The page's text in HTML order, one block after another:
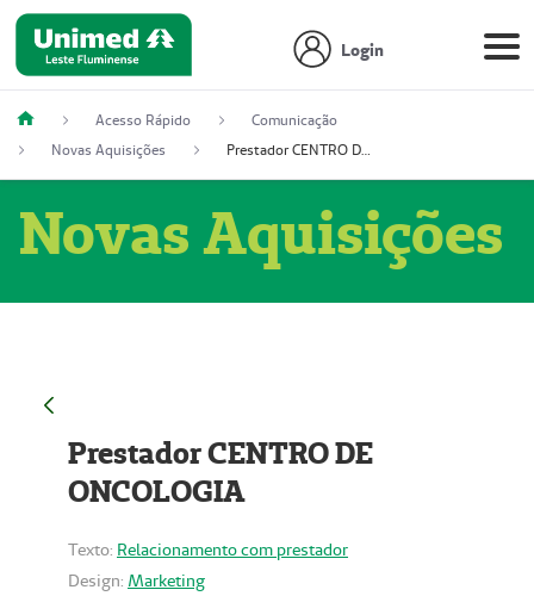
Login
Acesso Rápido
Comunicação
Novas Aquisições
Prestador CENTRO DE ONCOLOGIA
Novas Aquisições
Prestador CENTRO DE
ONCOLOGIA
Texto: Relacionamento com prestador
Design: Marketing